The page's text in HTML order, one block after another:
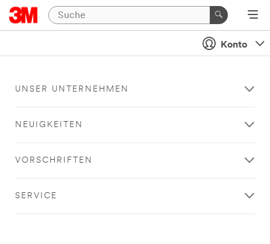
Konto
UNSER UNTERNEHMEN
NEUIGKEITEN
VORSCHRIFTEN
SERVICE